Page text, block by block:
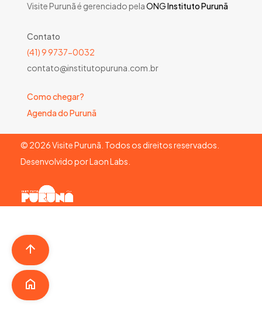
Visite Purunã é gerenciado pelaONGInstituto Purunã
Contato
(41) 9 9737-0032
contato@institutopuruna.com.br
Como chegar?
Agenda do Purunã
© 2026Visite Purunã. Todos os direitos reservados.
Desenvolvido porLaon Labs